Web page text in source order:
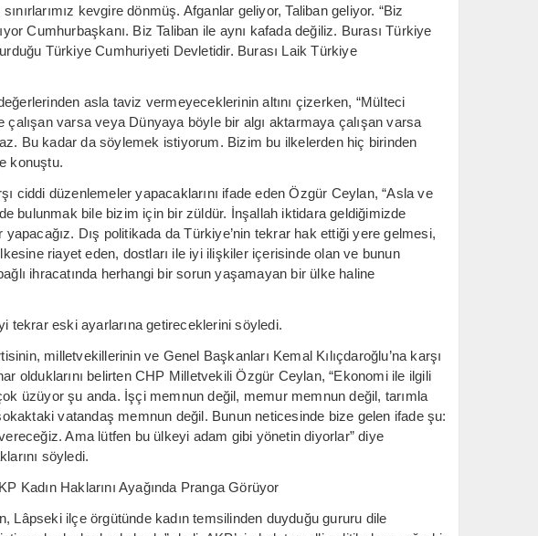
kevgire dönmüş. Afganlar geliyor, Taliban geliyor. “Biz
Cumhurbaşkanı. Biz Taliban ile aynı kafada değiliz. Burası Türkiye
Türkiye Cumhuriyeti Devletidir. Burası Laik Türkiye
asla taviz vermeyeceklerinin altını çizerken, “Mülteci
çalışan varsa veya Dünyaya böyle bir algı aktarmaya çalışan varsa
Bu kadar da söylemek istiyorum. Bizim bu ilkelerden hiç birinden
konuştu.
ciddi düzenlemeler yapacaklarını ifade eden Özgür Ceylan, “Asla ve
bulunmak bile bizim için bir züldür. İnşallah iktidara geldiğimizde
Dış politikada da Türkiye’nin tekrar hak ettiği yere gelmesi,
riayet eden, dostları ile iyi ilişkiler içerisinde olan ve bunun
ihracatında herhangi bir sorun yaşamayan bir ülke haline
tekrar eski ayarlarına getireceklerini söyledi.
milletvekillerinin ve Genel Başkanları Kemal Kılıçdaroğlu’na karşı
olduklarını belirten CHP Milletvekili Özgür Ceylan, “Ekonomi ile ilgili
çok üzüyor şu anda. İşçi memnun değil, memur memnun değil, tarımla
vatandaş memnun değil. Bunun neticesinde bize gelen ifade şu:
Ama lütfen bu ülkeyi adam gibi yönetin diyorlar” diye
söyledi.
Kadın Haklarını Ayağında Pranga Görüyor
Lâpseki ilçe örgütünde kadın temsilinden duyduğu gururu dile